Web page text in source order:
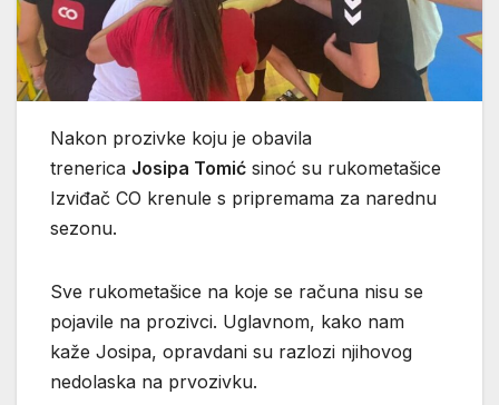
Nakon prozivke koju je obavila
trenerica Josipa Tomić sinoć su rukometašice
Izviđač CO krenule s pripremama za narednu
sezonu.
Sve rukometašice na koje se računa nisu se
pojavile na prozivci. Uglavnom, kako nam
kaže Josipa, opravdani su razlozi njihovog
nedolaska na prvozivku.